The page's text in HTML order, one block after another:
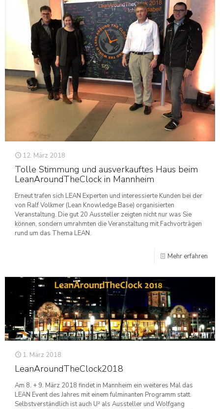
12. März 2018
Tolle Stimmung und ausverkauftes Haus beim
LeanAroundTheClock in Mannheim
Erneut trafen sich LEAN Experten und interessierte Kunden bei der
von Ralf Volkmer (Lean Knowledge Base) organisierten
Veranstaltung. Die gut 20 Aussteller zeigten nicht nur was Sie
können, sondern umrahmten die Veranstaltung mit Fachvorträgen
rund um das Thema LEAN.
Mehr erfahren
1. März 2018
LeanAroundTheClock2018
Am 8. + 9. März 2018 findet in Mannheim ein weiteres Mal das
LEAN Event des Jahres mit einem fulminanten Programm statt.
Selbstverständlich ist auch U² als Aussteller und Wolfgang